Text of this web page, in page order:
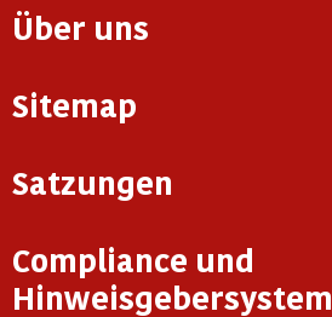
Über uns
Sitemap
Satzungen
Compliance und
Hinweisgebersystem